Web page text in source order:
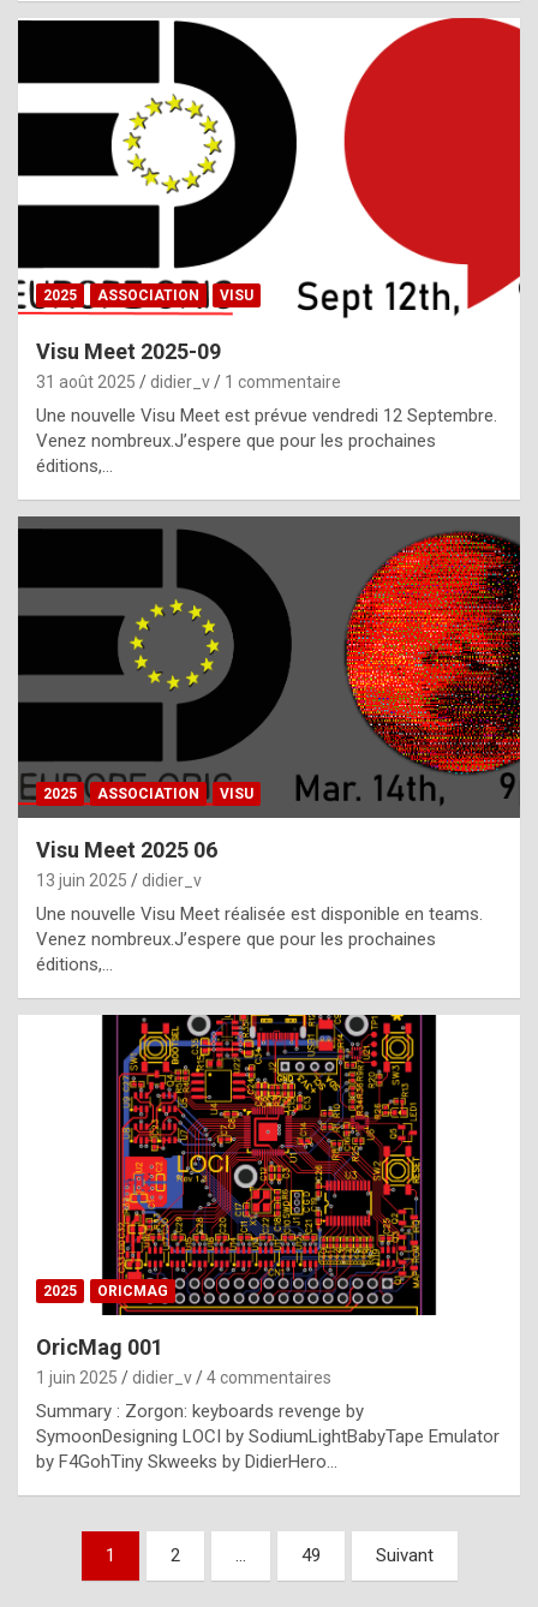
l
,
g
h
t
f
h
a
t
t
e
b
e
s
t
p
h
o
n
y
l
e
x
a
2025 ASSOCIATION VISU
Visu Meet 2025-09
31 août 2025 didier_v 1 commentaire
Une nouvelle Visu Meet est prévue vendredi 12 Septembre.
Venez nombreux.J’espere que pour les prochaines
éditions,…
2025 ASSOCIATION VISU
Visu Meet 2025 06
13 juin 2025 didier_v
Une nouvelle Visu Meet réalisée est disponible en teams.
Venez nombreux.J’espere que pour les prochaines
éditions,…
2025 ORICMAG
OricMag 001
1 juin 2025 didier_v 4 commentaires
Summary : Zorgon: keyboards revenge by
SymoonDesigning LOCI by SodiumLightBabyTape Emulator
by F4GohTiny Skweeks by DidierHero…
Pagination
1 2 … 49 Suivant